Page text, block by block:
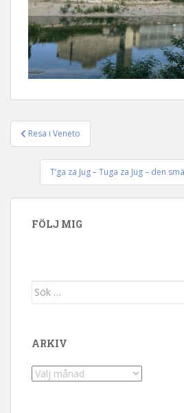
Inläggsnavigering
Resa i Veneto
T’ga za Jug – Tuga za Jug – den
FÖLJ MIG
Sök efter:
ARKIV
Arkiv